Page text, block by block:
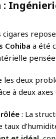
:
cigares
Cohiba a été
les deux
à deux
: La